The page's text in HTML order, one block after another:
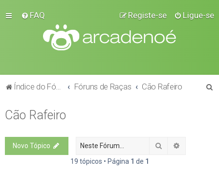
FAQ Ligue-se
Registe-se
Índice do Fórum Fóruns de Raças Cão Rafeiro
Cão Rafeiro
Novo Tópico Pesquisar
19 tópicos • Página 1 de 1